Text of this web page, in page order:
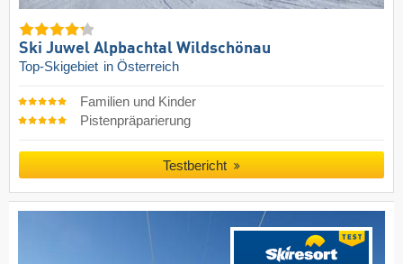
Ski Juwel Alpbachtal Wildschönau
Top-Skigebiet in Österreich
Familien und Kinder
Pistenpräparierung
Testbericht